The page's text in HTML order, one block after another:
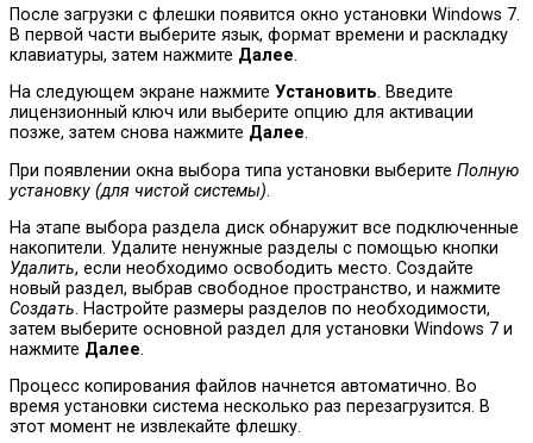
После загрузки с флешки появится окно установки Windows 7.
В первой части выберите язык, формат времени и раскладку
клавиатуры, затем нажмите Далее.
На следующем экране нажмите Установить. Введите
лицензионный ключ или выберите опцию для активации
позже, затем снова нажмите Далее.
При появлении окна выбора типа установки выберите Полную
установку (для чистой системы).
На этапе выбора раздела диск обнаружит все подключенные
накопители. Удалите ненужные разделы с помощью кнопки
Удалить, если необходимо освободить место. Создайте
новый раздел, выбрав свободное пространство, и нажмите
Создать. Настройте размеры разделов по необходимости,
затем выберите основной раздел для установки Windows 7 и
нажмите Далее.
Процесс копирования файлов начнется автоматично. Во
время установки система несколько раз перезагрузится. В
этот момент не извлекайте флешку.